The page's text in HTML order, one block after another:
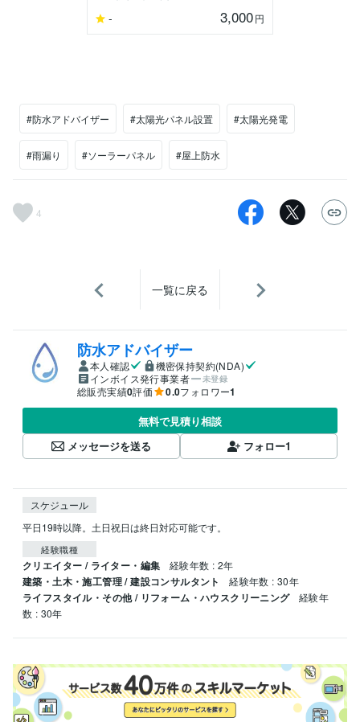
- 3,000円
#防水アドバイザー #太陽光パネル設置 #太陽光発電
#雨漏り #ソーラーパネル #屋上防水
4
一覧に戻る
防水アドバイザー
本人確認
機密保持契約(NDA)
インボイス発行事業者
未登録
総販売実績0評価 0.0フォロワー1
無料で見積り相談
メッセージを送る
フォロー1
スケジュール
平日19時以降。土日祝日は終日対応可能です。
経験職種
クリエイター / ライター・編集 経験年数 : 2年
建築・土木・施工管理 / 建設コンサルタント 経験年数 : 30年
ライフスタイル・その他 / リフォーム・ハウスクリーニング
経験年
数 : 30年